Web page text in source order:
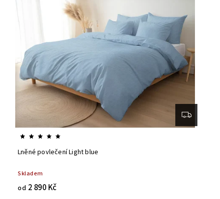
Lněné povlečení Light blue
Skladem
od 2 890 Kč